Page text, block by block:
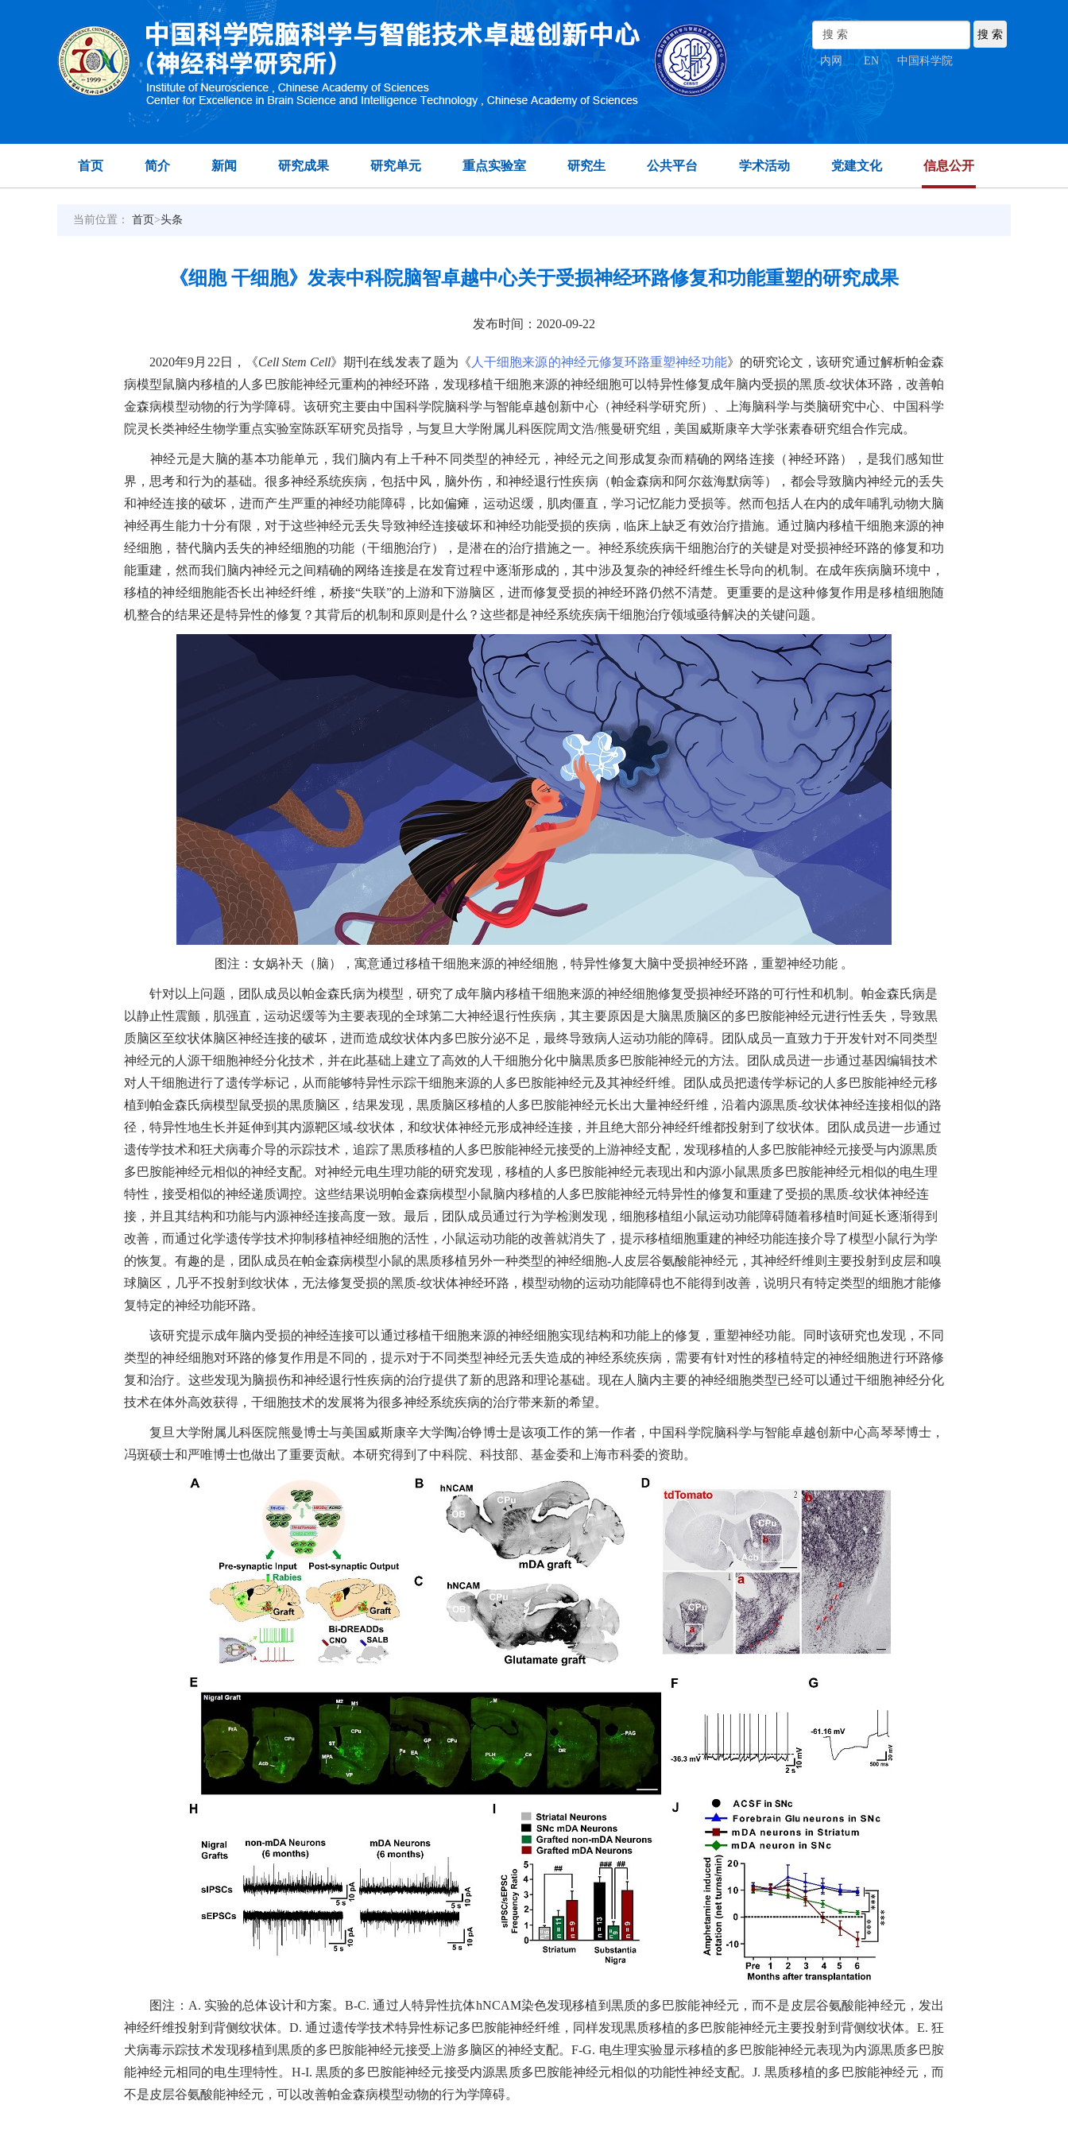
内网 EN | 中国科学院
首页 简介 新闻 研究成果 研究单元 重点实验室 研究生 公共平台 学术活动 党建文化 信息公开
当前位置： 首页>头条
《细胞 干细胞》发表中科院脑智卓越中心关于受损神经环路修复和功能重塑的研究成果
发布时间：2020-09-22
2020年9月 22 日，《Cell Stem Cell》期刊在线发表了题为《 人干细胞来源的神经元修复环路重塑神经功能》的研究论文，该研究通过解析帕金森
病模型鼠脑内移植的人多巴胺能神经元重构的神经环路，发现移植干细胞来源的神经细胞可以特异性修复成年脑内受损的黑质-纹状体环路，改善帕
金森病模型动物的行为学障碍。该研究主要由中国科学院脑科学与智能卓越创新中心（神经科学研究所）、上海脑科学与类脑研究中心、中国科学
院灵长类神经生物学重点实验室陈跃军研究员指导，与复旦大学附属儿科医院周文浩/熊曼研究组，美国威斯康辛大学张素春研究组合作完成。
神经元是大脑的基本功能单元，我们脑内有上千种不同类型的神经元，神经元之间形成复杂而精确的网络连接（神经环路），是我们感知世
界，思考和行为的基础。很多神经系统疾病，包括中风，脑外伤，和神经退行性疾病（帕金森病和阿尔兹海默病等），都会导致脑内神经元的丢失
和神经连接的破坏，进而产生严重的神经功能障碍，比如偏瘫，运动迟缓，肌肉僵直，学习记忆能力受损等。然而包括人在内的成年哺乳动物大脑
神经再生能力十分有限，对于这些神经元丢失导致神经连接破坏和神经功能受损的疾病，临床上缺乏有效治疗措施。通过脑内移植干细胞来源的神
经细胞，替代脑内丢失的神经细胞的功能（干细胞治疗），是潜在的治疗措施之一。神经系统疾病干细胞治疗的关键是对受损神经环路的修复和功
能重建，然而我们脑内神经元之间精确的网络连接是在发育过程中逐渐形成的，其中涉及复杂的神经纤维生长导向的机制。在成年疾病脑环境中，
移植的神经细胞能否长出神经纤维，桥接“失联”的上游和下游脑区，进而修复受损的神经环路仍然不清楚。更重要的是这种修复作用是移植细胞随
机整合的结果还是特异性的修复？其背后的机制和原则是什么？这些都是神经系统疾病干细胞治疗领域亟待解决的关键问题。
图注：女娲补天（脑），寓意通过移植干细胞来源的神经细胞，特异性修复大脑中受损神经环路，重塑神经功能 。
针对以上问题，团队成员以帕金森氏病为模型，研究了成年脑内移植干细胞来源的神经细胞修复受损神经环路的可行性和机制。帕金森氏病是
以静止性震颤，肌强直，运动迟缓等为主要表现的全球第二大神经退行性疾病，其主要原因是大脑黒质脑区的多巴胺能神经元进行性丢失，导致黒
质脑区至纹状体脑区神经连接的破坏，进而造成纹状体内多巴胺分泌不足，最终导致病人运动功能的障碍。团队成员一直致力于开发针对不同类型
神经元的人源干细胞神经分化技术，并在此基础上建立了高效的人干细胞分化中脑黒质多巴胺能神经元的方法。团队成员进一步通过基因编辑技术
对人干细胞进行了遗传学标记，从而能够特异性示踪干细胞来源的人多巴胺能神经元及其神经纤维。团队成员把遗传学标记的人多巴胺能神经元移
植到帕金森氏病模型鼠受损的黒质脑区，结果发现，黒质脑区移植的人多巴胺能神经元长出大量神经纤维，沿着内源黒质-纹状体神经连接相似的路
径，特异性地生长并延伸到其内源靶区域-纹状体，和纹状体神经元形成神经连接，并且绝大部分神经纤维都投射到了纹状体。团队成员进一步通过
遗传学技术和狂犬病毒介导的示踪技术，追踪了黒质移植的人多巴胺能神经元接受的上游神经支配，发现移植的人多巴胺能神经元接受与内源黒质
多巴胺能神经元相似的神经支配。对神经元电生理功能的研究发现，移植的人多巴胺能神经元表现出和内源小鼠黒质多巴胺能神经元相似的电生理
特性，接受相似的神经递质调控。这些结果说明帕金森病模型小鼠脑内移植的人多巴胺能神经元特异性的修复和重建了受损的黒质-纹状体神经连
接，并且其结构和功能与内源神经连接高度一致。最后，团队成员通过行为学检测发现，细胞移植组小鼠运动功能障碍随着移植时间延长逐渐得到
改善，而通过化学遗传学技术抑制移植神经细胞的活性，小鼠运动功能的改善就消失了，提示移植细胞重建的神经功能连接介导了模型小鼠行为学
的恢复。有趣的是，团队成员在帕金森病模型小鼠的黒质移植另外一种类型的神经细胞- 人皮层谷氨酸能神经元，其神经纤维则主要投射到皮层和嗅
球脑区，几乎不投射到纹状体，无法修复受损的黑质-纹状体神经环路，模型动物的运动功能障碍也不能得到改善，说明只有特定类型的细胞才能修
复特定的神经功能环路。
该研究提示成年脑内受损的神经连接可以通过移植干细胞来源的神经细胞实现结构和功能上的修复，重塑神经功能。同时该研究也发现，不同
类型的神经细胞对环路的修复作用是不同的，提示对于不同类型神经元丢失造成的神经系统疾病，需要有针对性的移植特定的神经细胞进行环路修
复和治疗。这些发现为脑损伤和神经退行性疾病的治疗提供了新的思路和理论基础。现在人脑内主要的神经细胞类型已经可以通过干细胞神经分化
技术在体外高效获得，干细胞技术的发展将为很多神经系统疾病的治疗带来新的希望。
复旦大学附属儿科医院熊曼博士与美国威斯康辛大学陶冶铮博士是该项工作的第一作者， 中国科学院脑科学与智能卓越创新中心高琴琴博士，
冯斑硕士和严唯博士也做出了重要贡献。 本研究得到了中科院、科技部、基金委和上海市科委的资助。
图注： A. 实验的总体设计和方案。B-C.通过人特异性抗体hNCAM染色发现移植到黒质的多巴胺能神经元，而不是皮层谷氨酸能神经元，发出
神经纤维投射到背侧纹状体。D.通过遗传学技术特异性标记多巴胺能神经纤维，同样发现黒质移植的多巴胺能神经元主要投射到背侧纹状体。 E.狂
犬病毒示踪技术发现移植到黒质的多巴胺能神经元接受上游多脑区的神经支配。F-G. 电生理实验显示移植的多巴胺能神经元表现为内源黒质多巴胺
能神经元相同的电生理特性。 H-I. 黒质的多巴胺能神经元接受内源黒质多巴胺能神经元相似的功能性神经支配。J. 黒质移植的多巴胺能神经元，而
不是皮层谷氨酸能神经元，可以改善帕金森病模型动物的行为学障碍。